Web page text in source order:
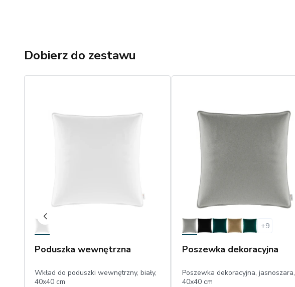
Dobierz do zestawu
Poduszka wewnętrzna
Wkład do poduszki wewnętrzny, biały,
40x40 cm
+9
Poszewka dekoracyjna
Poszewka dekoracyjna, jasnoszara,
40x40 cm